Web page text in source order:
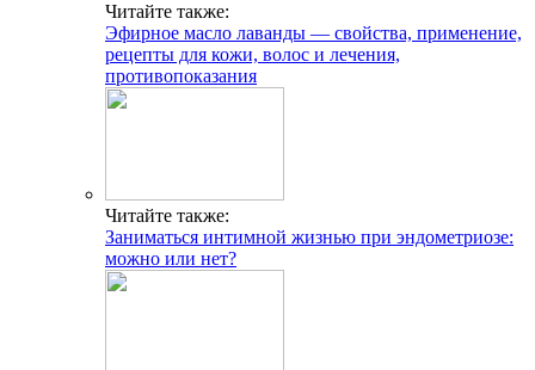
Читайте также:
Эфирное масло лаванды — свойства, применение,
рецепты для кожи, волос и лечения,
противопоказания
Читайте также:
Заниматься интимной жизнью при эндометриозе:
можно или нет?